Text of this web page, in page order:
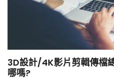
3D設計/4K影片剪輯傳檔
哪嗎?